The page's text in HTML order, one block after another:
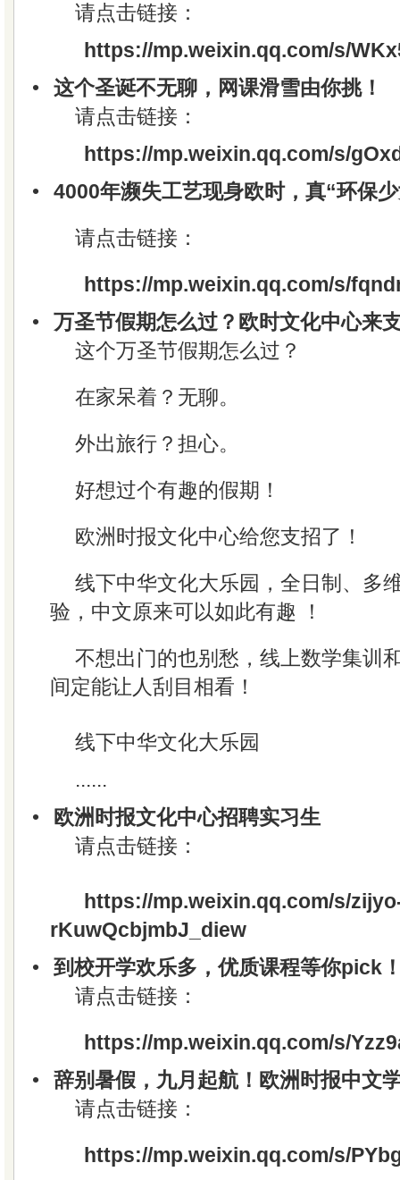
请点击链接：
https://mp.weixin.qq.com/s/
•
这个圣诞不无聊，网课滑雪由你挑！
请点击链接：
https://mp.weixin.qq.com/s/
•
4000年濒失工艺现身欧时，真“环保
请点击链接：
https://mp.weixin.qq.com/s/
•
万圣节假期怎么过？欧时文化中心来
这个万圣节假期怎么过？
在家呆着？无聊。
外出旅行？担心。
好想过个有趣的假期！
欧洲时报文化中心给您支招了！
线下中华文化大乐园，全日制、多
验，中文原来可以如此有趣 ！
不想出门的也别愁，线上数学集训
间定能让人刮目相看！
线下中华文化大乐园
......
•
欧洲时报文化中心招聘实习生
请点击链接：
https://mp.weixin.qq.com/s/
rKuwQcbjmbJ_diew
•
到校开学欢乐多，优质课程等你pick
请点击链接：
https://mp.weixin.qq.com/s/
•
辞别暑假，九月起航！欧洲时报中文
请点击链接：
https://mp.weixin.qq.com/s/